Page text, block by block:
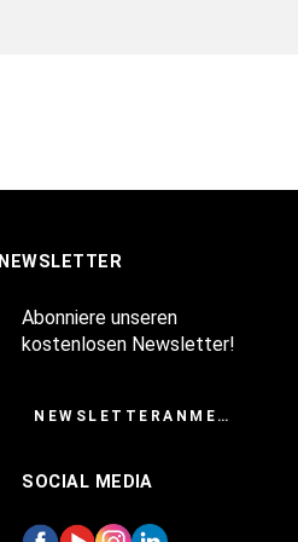
NEWSLETTER
Abonniere unseren
kostenlosen Newsletter!
NEWSLETTERANMELDUNG
SOCIAL MEDIA